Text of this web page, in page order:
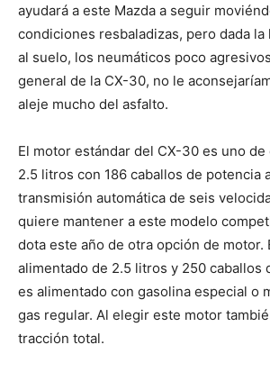
ayudará a este Mazda a seguir
condiciones resbaladizas, pero dada la
al suelo, los neumáticos poco
general de la CX-30, no le
aleje mucho del asfalto.
El motor estándar del CX-30 es uno
2.5 litros con 186 caballos de potencia
transmisión automática de seis
quiere mantener a este modelo
dota este año de otra opción de motor.
alimentado de 2.5 litros y 250 caballos
es alimentado con gasolina especial o
gas regular. Al elegir este motor
tracción total.